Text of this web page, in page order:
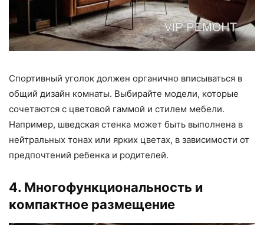
Спортивный уголок должен органично вписываться в
общий дизайн комнаты. Выбирайте модели, которые
сочетаются с цветовой гаммой и стилем мебели.
Например, шведская стенка может быть выполнена в
нейтральных тонах или ярких цветах, в зависимости от
предпочтений ребенка и родителей.
4. Многофункциональность и
компактное размещение